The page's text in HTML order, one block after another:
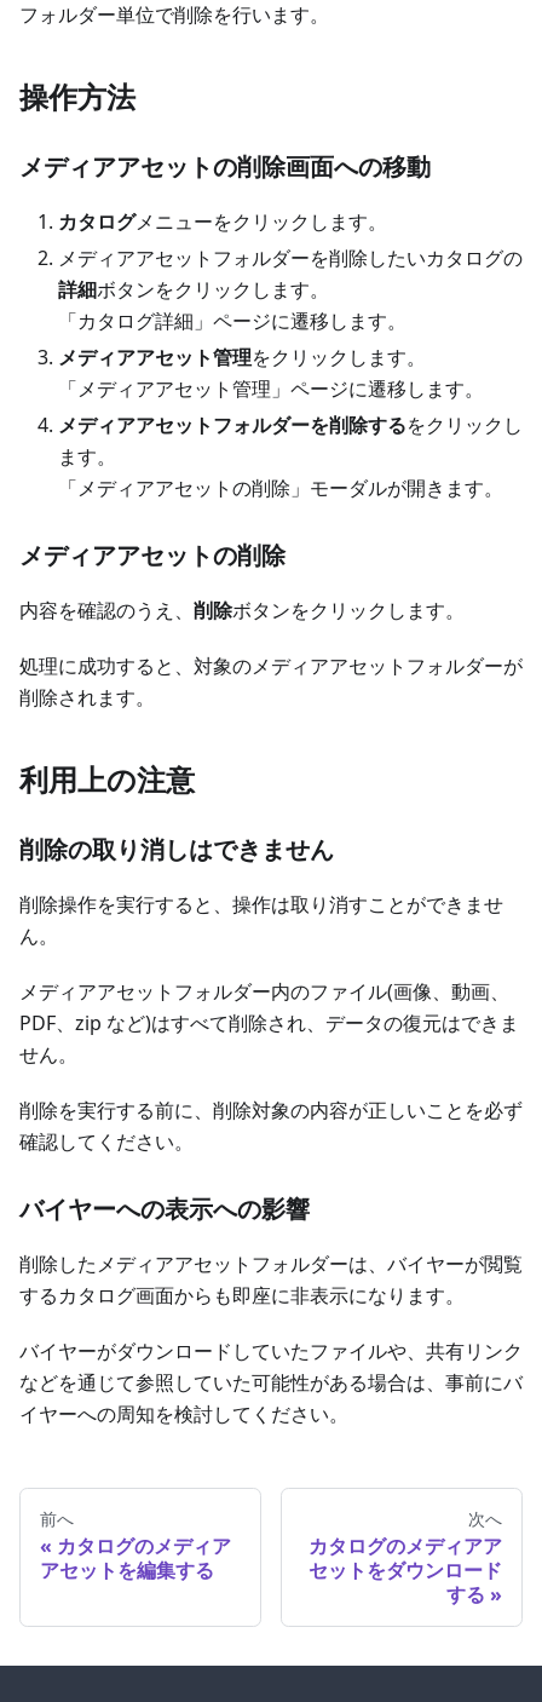
フォルダー単位で削除を行います。
操作方法
メディアアセットの削除画面への移動
カタログメニューをクリックします。
メディアアセットフォルダーを削除したいカタログの
詳細ボタンをクリックします。
「カタログ詳細」ページに遷移します。
メディアアセット管理をクリックします。
「メディアアセット管理」ページに遷移します。
メディアアセットフォルダーを削除するをクリックし
ます。
「メディアアセットの削除」モーダルが開きます。
メディアアセットの削除
内容を確認のうえ、 削除ボタンをクリックします。
処理に成功すると、対象のメディアアセットフォルダーが
削除されます。
利用上の注意
削除の取り消しはできません
削除操作を実行すると、操作は取り消すことができませ
ん。
メディアアセットフォルダー内のファイル(画像、動画、
PDF、zip など)はすべて削除され、データの復元はできま
せん。
削除を実行する前に、削除対象の内容が正しいことを必ず
確認してください。
バイヤーへの表示への影響
削除したメディアアセットフォルダーは、バイヤーが閲覧
するカタログ画面からも即座に非表示になります。
バイヤーがダウンロードしていたファイルや、共有リンク
などを通じて参照していた可能性がある場合は、事前にバ
イヤーへの周知を検討してください。
前へ
カタログのメディア
アセットを編集する
次へ
カタログのメディアア
セットをダウンロード
する